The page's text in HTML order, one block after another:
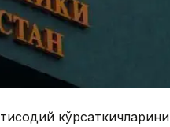
кўрсаткичларини